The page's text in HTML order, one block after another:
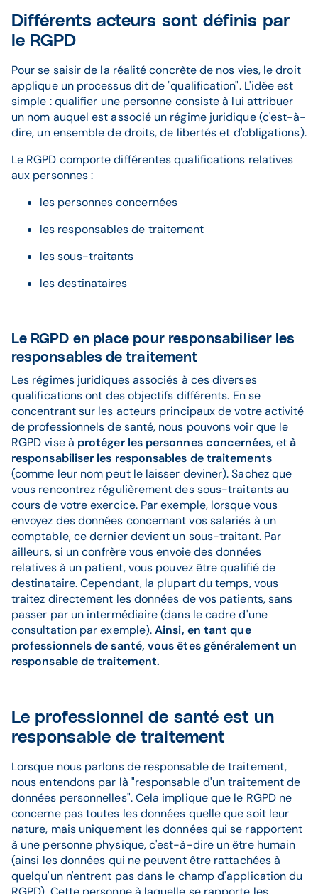
Différents acteurs sont définis par
le RGPD
Pour se saisir de la réalité concrète de nos vies, le droit
applique un processus dit de "qualification". L'idée est
simple : qualifier une personne consiste à lui attribuer
un nom auquel est associé un régime juridique (c'est-à-
dire, un ensemble de droits, de libertés et d'obligations).
Le RGPD comporte différentes qualifications relatives
aux personnes :
les personnes concernées
les responsables de traitement
les sous-traitants
les destinataires
Le RGPD en place pour responsabiliser les
responsables de traitement
Les régimes juridiques associés à ces diverses
qualifications ont des objectifs différents. En se
concentrant sur les acteurs principaux de votre activité
de professionnels de santé, nous pouvons voir que le
RGPD vise à protéger les personnes concernées, età
responsabiliser les responsables de traitements
(comme leur nom peut le laisser deviner). Sachez que
vous rencontrez régulièrement des sous-traitants au
cours de votre exercice. Par exemple, lorsque vous
envoyez des données concernant vos salariés à un
comptable, ce dernier devient un sous-traitant. Par
ailleurs, si un confrère vous envoie des données
relatives à un patient, vous pouvez être qualifié de
destinataire. Cependant, la plupart du temps, vous
traitez directement les données de vos patients, sans
passer par un intermédiaire (dans le cadre d'une
consultation par exemple).Ainsi, en tant que
professionnels de santé, vous êtes généralement un
responsable de traitement.
Le professionnel de santé est un
responsable de traitement
Lorsque nous parlons de responsable de traitement,
nous entendons par là "responsable d'un traitement de
données personnelles". Cela implique que le RGPD ne
concerne pas toutes les données quelle que soit leur
nature, mais uniquement les données qui se rapportent
à une personne physique, c'est-à-dire un être humain
(ainsi les données qui ne peuvent être rattachées à
quelqu'un n'entrent pas dans le champ d'application du